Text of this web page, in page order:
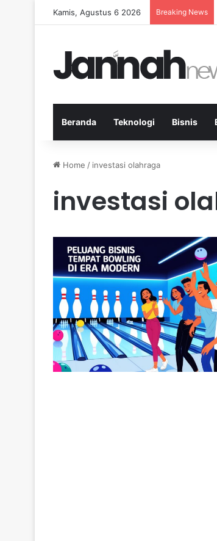
Kamis, Agustus 6 2026 Breaking News
Beranda Teknologi Bisnis
Home / investasi olahraga
investasi